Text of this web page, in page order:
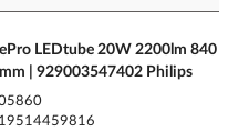
LEDtube 20W 2200lm 840
| 929003547402 Philips